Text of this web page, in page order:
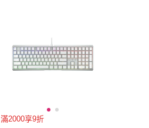
滿2000享9折